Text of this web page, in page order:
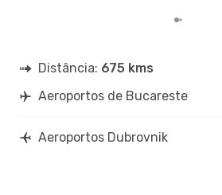
Distância: 675 kms
Aeroportos de Bucareste
Aeroportos Dubrovnik